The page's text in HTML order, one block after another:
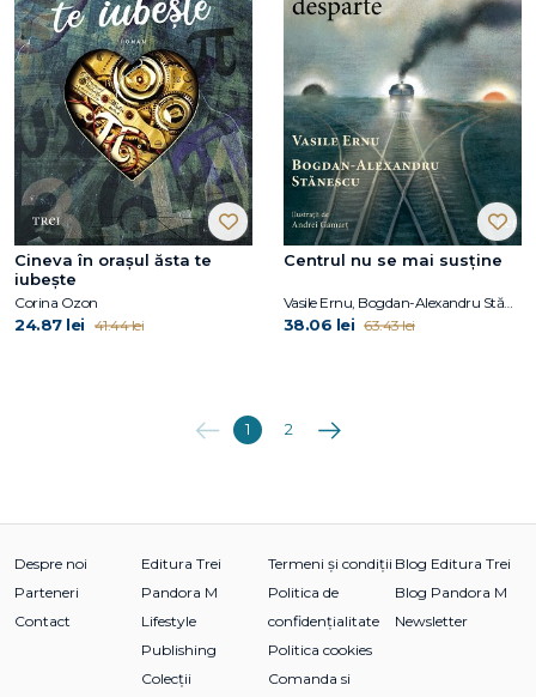
Cineva în orașul ăsta te
iubește
Corina Ozon
24.87 lei 41.44 lei
Centrul nu se mai susține
38.06 lei 63.43 lei
Anterioara
1 2 Următoarea
Despre noi
Parteneri
Contact
Editura Trei
Pandora M
Lifestyle
Publishing
Colecții
Termeni și condiții
Politica de
confidențialitate
Politica cookies
Comanda si
Blog Editura Trei
Blog Pandora M
Newsletter